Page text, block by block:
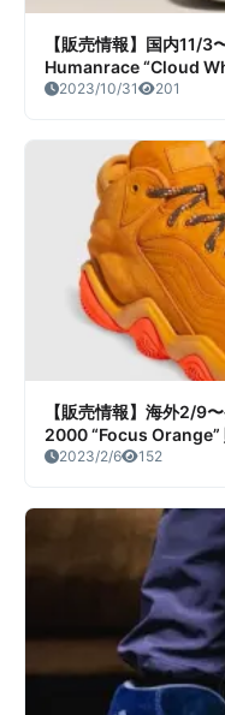
【販売情報】国内11/
Humanrace “Cloud
サンバ ヒューマンレー
2023/10/31 201
【販売情報】海外2/9
2000 “Focus Orange”
2023/2/6 152